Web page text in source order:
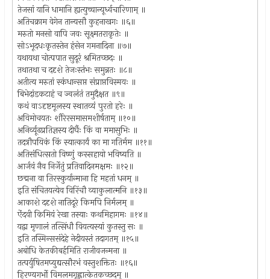
तेजसां यानि धामानि ह्यत्युच्चान्यूर्ध्वचारिणाम् ॥
अतिचक्राम वेगेन तान्यसौ कुहनाखगः ॥६॥
मरुतो मनसो वापि जवः सूक्ष्मतराकृतेः ॥
सोऽभूदधःकृतस्तेन हंसेन गमनादिना ॥७॥
यथायथा चोत्पपात सुदूरं श्रमितच्छदः ॥
तथातथा च ददृशे तेजःस्तंभः समुन्नतः ॥८॥
अतीत्य मरुतां स्कंधान्सप्त संप्राप्तविस्मयः ॥
बिभेदांडकटाहं च ज्वलंतं तमुदैक्षत ॥९॥
कथं वाऽदृष्टमूलस्य स्थातव्यं पुरतो हरेः ॥
अविमोचयतः शौरेरसमासमशीर्षताम् ॥१०॥
अनिर्व्यूढप्रतिज्ञस्य दीर्घैः किं वा ममासुभिः ॥
तदत्रौपयिकं किं स्यात्कार्यं का मा गतिर्मम ॥११॥
अतिसंधित्सतो विष्णुं कस्सहायो भविष्यति ॥
आर्जवं नैव निर्जेतुं प्रतिवादिनमक्षमः ॥१२॥
छद्मना वा तिरस्कुर्यान्माना हि महतां धनम् ॥
इति संचितयत्येव विरिंचौ व्याकुलात्मनि ॥१३॥
आकाशे ददृशे नातिदूरे किमपि निर्मलम् ॥
ऐंदवी किमियं रेखा तस्याः कथमिहागमः ॥१४॥
यद्वा मृणालं तत्सिंधौ वियत्यस्यां कुतस्तु सः ॥
इति तस्मिन्ससंदेहे नेदीयस्तं तदागतम् ॥१५॥
अबोधि केतकीबर्हमिति राजीवजन्मना ॥
तत्पर्युषितमप्युद्यत्सौरभं वस्तुशक्तितः ॥१६॥
हिरण्यगर्भो विमलमगृह्णात्केतकच्छदम् ॥